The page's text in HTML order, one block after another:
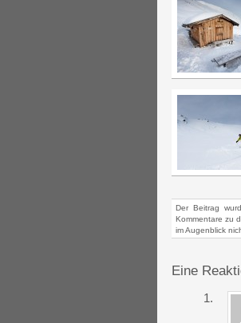
Der Beitrag
Kommentare zu
im Augenblick
Eine
1.